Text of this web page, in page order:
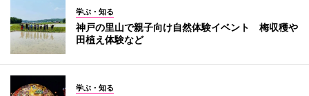
学ぶ・知る
神戸の里山で親子向け自然体験イベント 梅収穫や
田植え体験など
学ぶ・知る